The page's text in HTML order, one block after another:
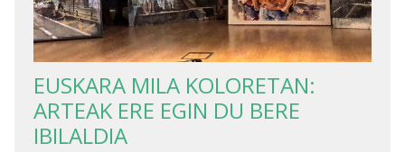
EUSKARA MILA KOLORETAN:
ARTEAK ERE EGIN DU BERE
IBILALDIA